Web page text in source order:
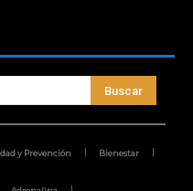
Buscar
y Prevención Bienestar